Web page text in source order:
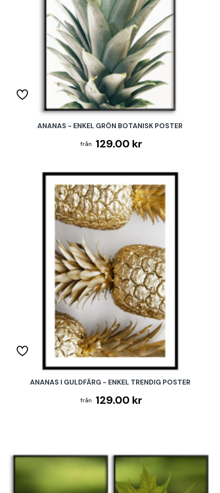
ANANAS - ENKEL GRÖN BOTANISK POSTER
129.00 kr
ANANAS I GULDFÄRG - ENKEL TRENDIG POSTER
129.00 kr